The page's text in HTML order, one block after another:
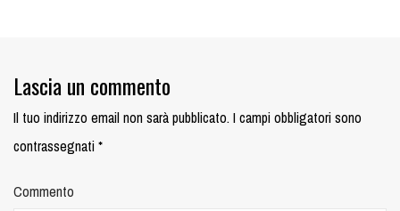
Lascia un commento
Il tuo indirizzo email non sarà pubblicato.I campi obbligatori sono
contrassegnati*
Commento